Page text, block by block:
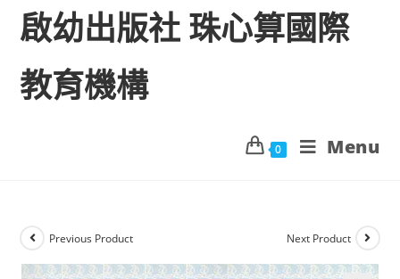
啟幼出版社 珠心算國際
教育機構
0 Menu
Previous Product Next Product